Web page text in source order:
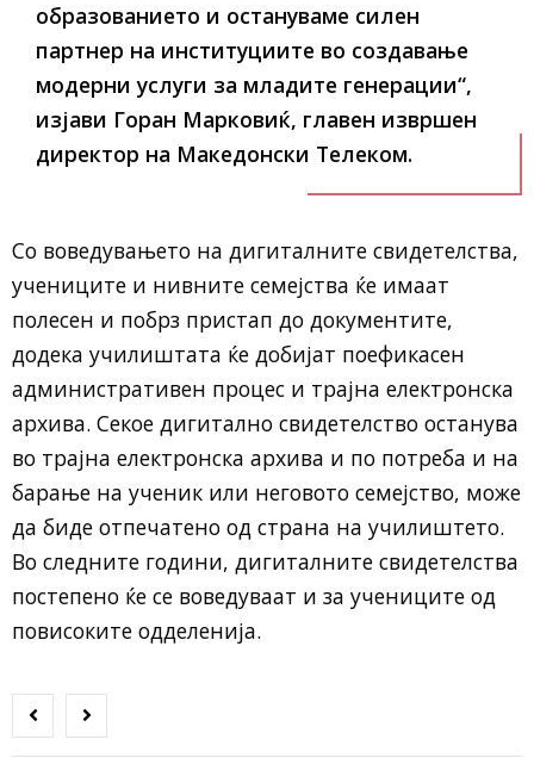
образованието и остануваме силен
партнер на институциите во создавање
модерни услуги за младите генерации“,
изјави Горан Марковиќ, главен извршен
директор на Македонски Телеком.
Со воведувањето на дигиталните свидетелства,
учениците и нивните семејства ќе имаат
полесен и побрз пристап до документите,
додека училиштата ќе добијат поефикасен
административен процес и трајна електронска
архива. Секое дигитално свидетелство останува
во трајна електронска архива и по потреба и на
барање на ученик или неговото семејство, може
да биде отпечатено од страна на училиштето.
Во следните години, дигиталните свидетелства
постепено ќе се воведуваат и за учениците од
повисоките одделенија.